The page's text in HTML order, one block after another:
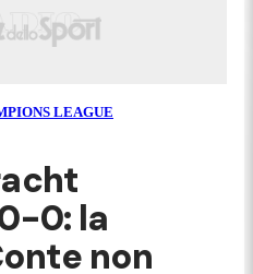
LEAGUE
0: la
non